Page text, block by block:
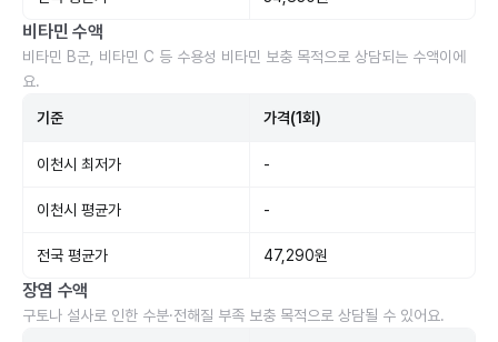
비타민 수액
비타민 B군, 비타민 C 등 수용성 비타민 보충 목적으로 상담되는 수액이에
요.
기준 가격(1회)
이천시 최저가 -
이천시 평균가 -
전국 평균가 47,290원
장염 수액
구토나 설사로 인한 수분·전해질 부족 보충 목적으로 상담될 수 있어요.